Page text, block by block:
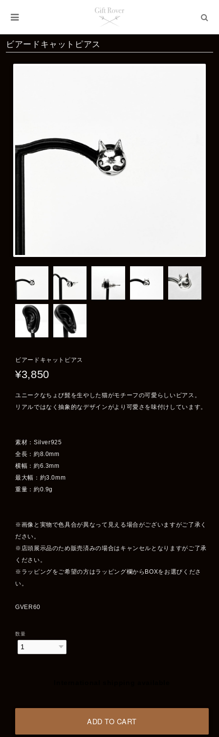
ビアードキャットピアス
ビアードキャットピアス
¥3,850
ユニークなちょび髭を生やした猫がモチーフの可愛らしいピアス。
リアルではなく抽象的なデザインがより可愛さを味付けしています。
素材：Silver925
全長：約8.0mm
横幅：約6.3mm
最大幅：約3.0mm
重量：約0.9g
※画像と実物で色具合が異なって見える場合がございますがご了承く
ださい。
※店頭展示品のため販売済みの場合はキャンセルとなりますがご了承
ください。
※ラッピングをご希望の方はラッピング欄からBOXをお選びくださ
い。
GVER60
数量
ADD TO CART